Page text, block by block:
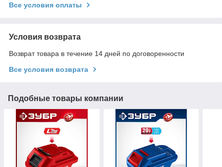
Все условия оплаты
Условия возврата
Возврат товара в течение 14 дней по договоренности
Все условия возврата
Подобные товары компании